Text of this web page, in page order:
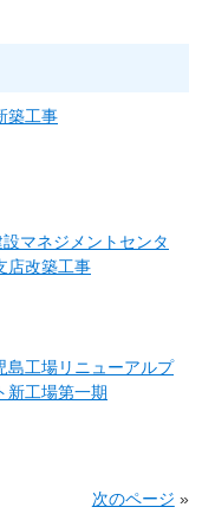
築工事
マネジメントセンタ
店改築工事
島工場リニューアルプ
新工場第一期
次のページ »